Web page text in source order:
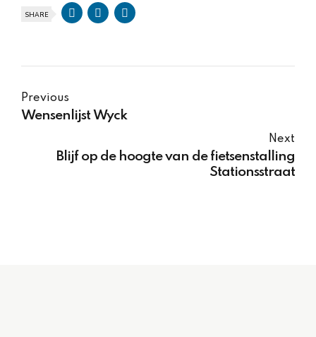
SHARE
Previous
Wensenlijst Wyck
Next
Blijf op de hoogte van de fietsenstalling
Stationsstraat